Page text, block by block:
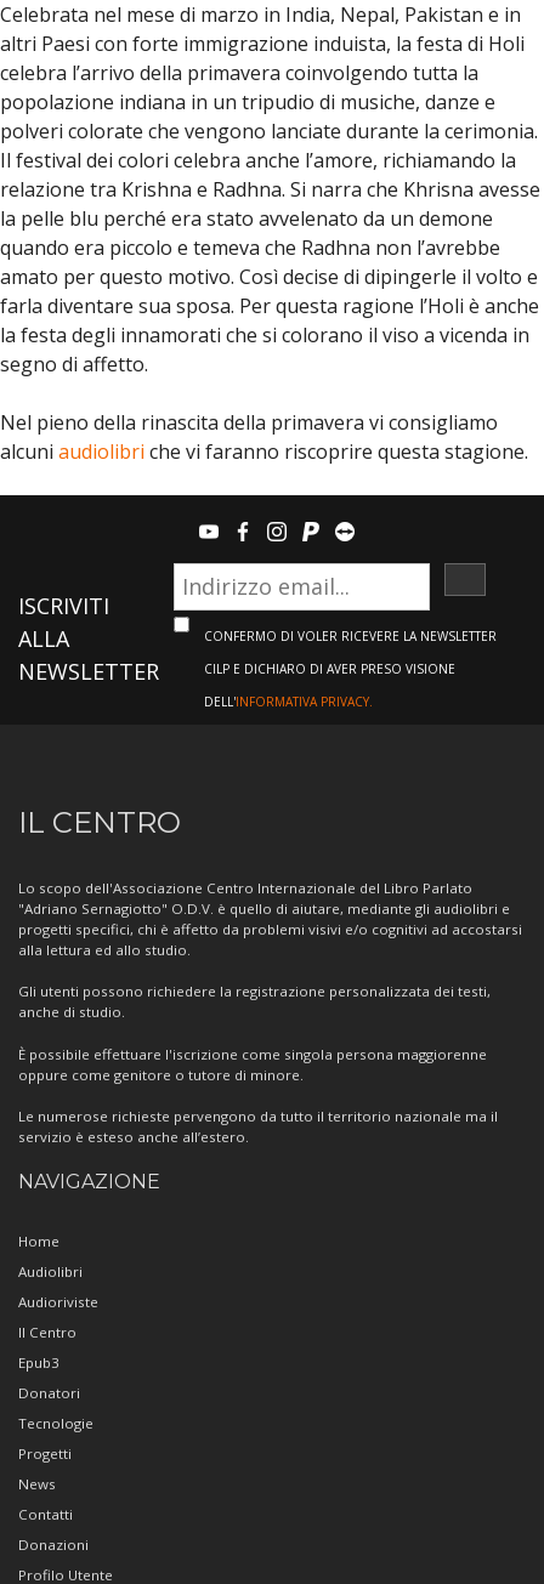
Celebrata nel mese di marzo in India, Nepal, Pakistan e in
altri Paesi con forte immigrazione induista, la festa di Holi
celebra l’arrivo della primavera coinvolgendo tutta la
popolazione indiana in un tripudio di musiche, danze e
polveri colorate che vengono lanciate durante la cerimonia.
Il festival dei colori celebra anche l’amore, richiamando la
relazione tra Krishna e Radhna. Si narra che Khrisna avesse
la pelle blu perché era stato avvelenato da un demone
quando era piccolo e temeva che Radhna non l’avrebbe
amato per questo motivo. Così decise di dipingerle il volto e
farla diventare sua sposa. Per questa ragione l’Holi è anche
la festa degli innamorati che si colorano il viso a vicenda in
segno di affetto.
Nel pieno della rinascita della primavera vi consigliamo
alcuni audiolibri che vi faranno riscoprire questa stagione.
youtubefacebook
instagram
paypalteamviewer
ISCRIVITI
ALLA
NEWSLETTER
CONFERMO DI VOLER RICEVERE LA NEWSLETTER
CILP E DICHIARO DI AVER PRESO VISIONE
DELL'INFORMATIVA PRIVACY.
Informazioni
sul
Centro
IL CENTRO
Lo scopo dell'Associazione Centro Internazionale del Libro Parlato
"Adriano Sernagiotto" O.D.V. è quello di aiutare, mediante gli audiolibri e
progetti specifici, chi è affetto da problemi visivi e/o cognitivi ad accostarsi
alla lettura ed allo studio.
Gli utenti possono richiedere la registrazione personalizzata dei testi,
anche di studio.
È possibile effettuare l'iscrizione come singola persona maggiorenne
oppure come genitore o tutore di minore.
Le numerose richieste pervengono da tutto il territorio nazionale ma il
servizio è esteso anche all’estero.
NAVIGAZIONE
Home
Audiolibri
Audioriviste
Il Centro
Epub3
Donatori
Tecnologie
Progetti
News
Contatti
Donazioni
Profilo Utente